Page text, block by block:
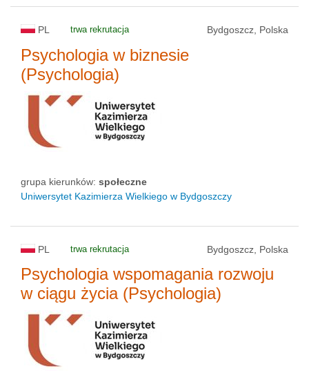
PL trwa rekrutacja Bydgoszcz, Polska
Psychologia w biznesie
(Psychologia)
grupa kierunków: społeczne
Uniwersytet Kazimierza Wielkiego w Bydgoszczy
PL trwa rekrutacja Bydgoszcz, Polska
Psychologia wspomagania rozwoju
w ciągu życia (Psychologia)